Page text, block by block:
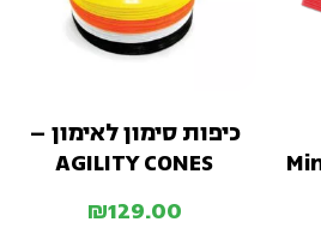
כיפות סימון לאימון –
AGILITY CONES
₪129.00